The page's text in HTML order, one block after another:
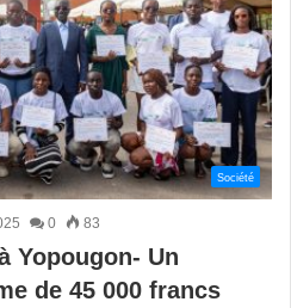
Société
0 83
Yopougon- Un
de 45 000 francs